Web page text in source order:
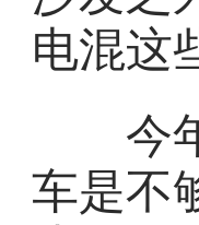
电混这
今年
车是不